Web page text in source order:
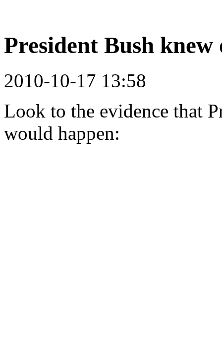
President Bush knew
2010-10-17 13:58
Look to the evidence that
would happen: